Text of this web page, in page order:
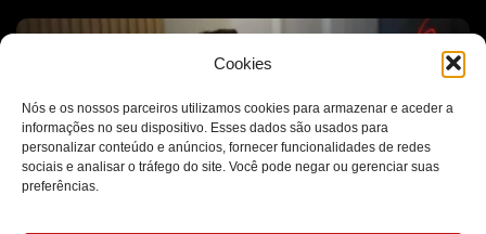
Cookies
Nós e os nossos parceiros utilizamos cookies para armazenar e aceder a
informações no seu dispositivo. Esses dados são usados para
personalizar conteúdo e anúncios, fornecer funcionalidades de redes
sociais e analisar o tráfego do site. Você pode negar ou gerenciar suas
preferências.